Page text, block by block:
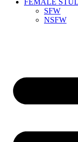
FEMALE
SFW
NSFW